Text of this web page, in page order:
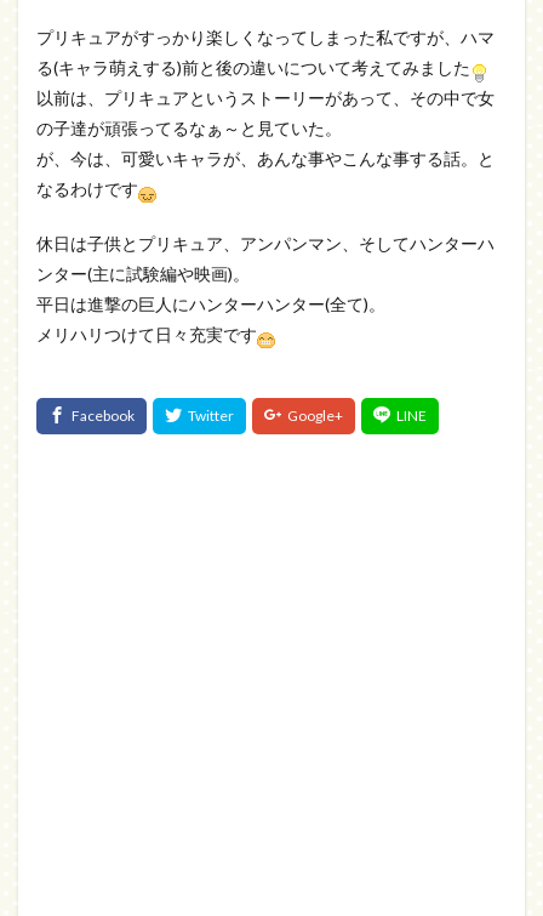
プリキュアがすっかり楽しくなってしまった私ですが、ハマ
る(キャラ萌えする)前と後の違いについて考えてみました
以前は、プリキュアというストーリーがあって、その中で女
の子達が頑張ってるなぁ～と見ていた。
が、今は、可愛いキャラが、あんな事やこんな事する話。と
なるわけです
休日は子供とプリキュア、アンパンマン、そしてハンターハ
ンター(主に試験編や映画)。
平日は進撃の巨人にハンターハンター(全て)。
メリハリつけて日々充実です